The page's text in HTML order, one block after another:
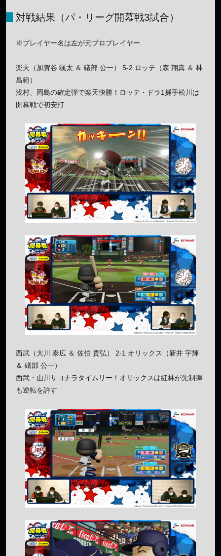
対戦結果（パ・リーグ開幕戦3試合）
※プレイヤー名は左が元プロプレイヤー
楽天（加賀谷 颯太 ＆ 礒部 公一） 5-2 ロッテ（森 翔真 ＆ 林
昌範）
浅村、岡島の確定弾で楽天快勝！ロッテ・ドラ1捕手松川は
開幕戦で初安打
西武（大川 泰広 ＆ 佐伯 貴弘） 2-1 オリックス（新井 宇輝
＆ 礒部 公一）
西武・山川サヨナラタイムリー！オリックスは紅林が先制弾
も逆転を許す